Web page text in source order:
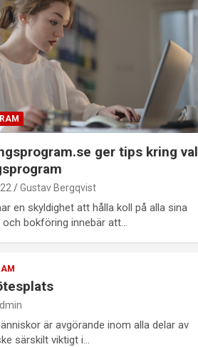
ger tips kring val
Gustav Bergqvist
en skyldighet att hålla koll på alla sina
bokföring innebär att…
är avgörande inom alla delar av
särskilt viktigt i…